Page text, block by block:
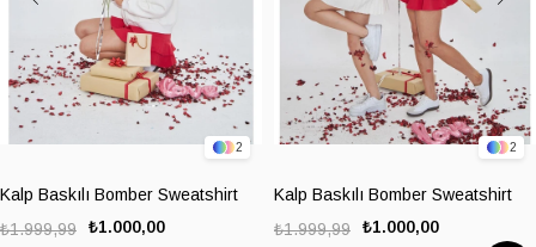
2
Kalp Baskılı Bomber Sweatshirt
₺1.000,00
₺1.999,99
2
Kalp Baskılı Bomber Sweatshirt
₺1.000,00
₺1.999,99